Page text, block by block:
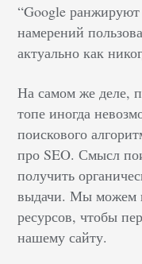
“Google
намерений
актуально как
На самом же деле,
топе иногда
поискового
про SEO. Смысл
получить
выдачи. Мы можем
ресурсов, чтобы
нашему сайту.